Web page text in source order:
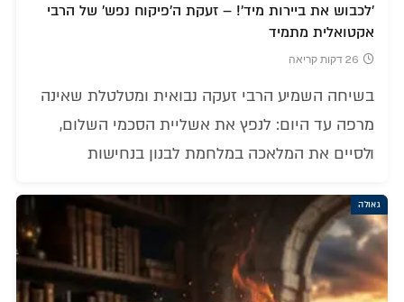
'לכבוש את ביירות מיד'! – זעקת ה'פיקוח נפש' של הרבי
אקטואלית מתמיד
26 דקות קריאה
בשיחה השמיע הרבי זעקה נבואית ומטלטלת שאינה
מרפה עד היום: לנפץ את אשליית הסכמי השלום,
ולסיים את המלאכה במלחמת לבנון בנחישות
גאולה